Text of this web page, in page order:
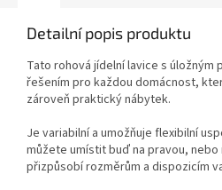
Detailní popis produktu
Tato rohová jídelní lavice s úložným
řešením pro každou domácnost,
zároveň praktický nábytek.
Je variabilní a umožňuje flexibilní
můžete umístit buď na pravou, nebo
přizpůsobí rozměrům a dispozicím